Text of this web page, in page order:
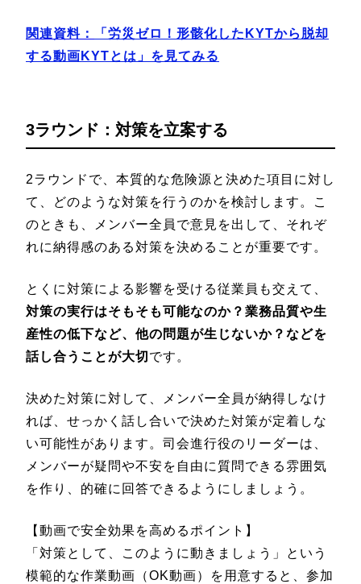
関連資料：
「労災ゼロ！形骸化したKYTから脱却
する動画KYTとは 」を見てみる
3ラウンド：対策を立案する
2ラウンドで、本質的な危険源と決めた項目に対し
て、どのような対策を行うのかを検討します。こ
のときも、メンバー全員で意見を出して、それぞ
れに納得感のある対策を決めることが重要です。
とくに対策による影響を受ける従業員も交えて、
対策の実行はそもそも可能なのか？業務品質や生
産性の低下など、他の問題が生じないか？などを
話し合うことが大切 です。
決めた対策に対して、メンバー全員が納得しなけ
れば、せっかく話し合いで決めた対策が定着しな
い可能性があります。司会進行役のリーダーは、
メンバーが疑問や不安を自由に質問できる雰囲気
を作り、的確に回答できるようにしましょう。
【動画で安全効果を高めるポイント】
「対策として、このように動きましょう」という
模範的な作業動画（OK動画）を用意すると、参加